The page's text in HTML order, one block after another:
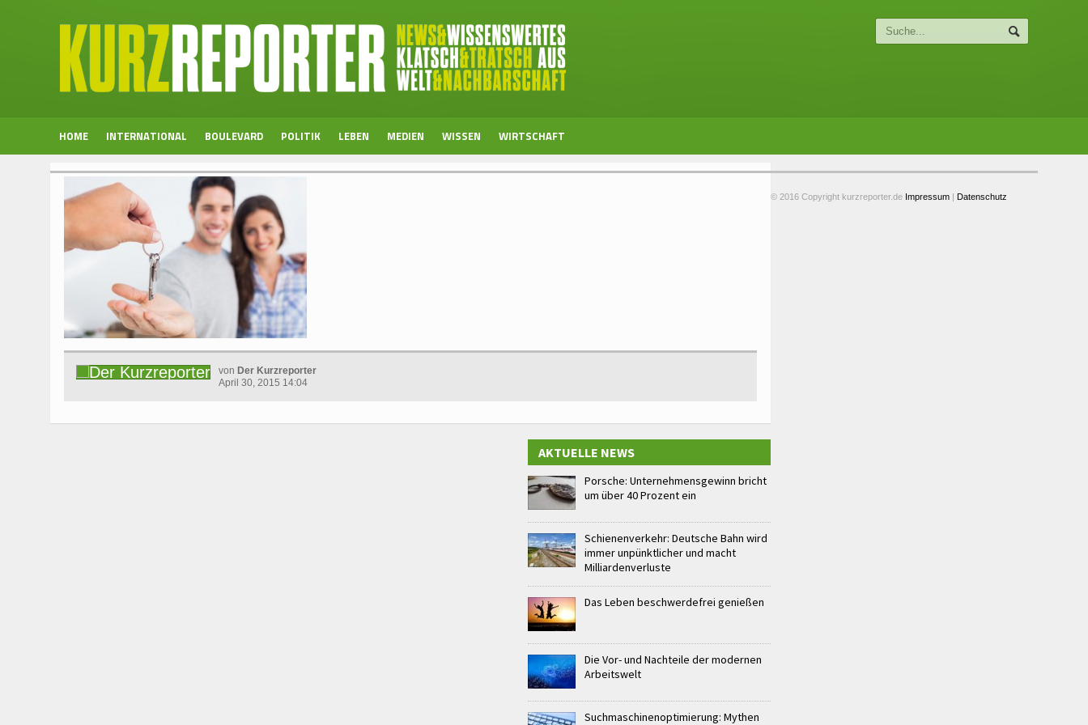
HOME INTERNATIONAL BOULEVARD POLITIK LEBEN MEDIEN WISSEN WIRTSCHAFT
von Der Kurzreporter
April 30, 2015 14:04
AKTUELLE NEWS
Porsche: Unternehmensgewinn bricht
um über 40 Prozent ein
Schienenverkehr: Deutsche Bahn wird
immer unpünktlicher und macht
Milliardenverluste
Das Leben beschwerdefrei genießen
Die Vor- und Nachteile der modernen
Arbeitswelt
Suchmaschinenoptimierung: Mythen
© 2016 Copyright kurzreporter.de Impressum | Datenschutz